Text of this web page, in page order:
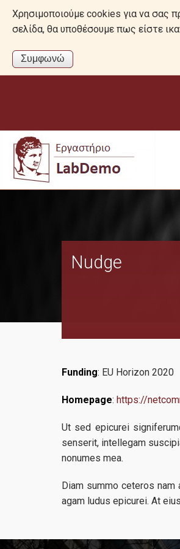
Χρησιμοποιούμε cookies για να σας
σελίδα, θα υποθέσουμε πως είστε
Nudge
Funding: EU Horizon 2020
Homepage: https://
Ut sed epicurei
senserit, intellegam
nonumes mea.
Diam summo ceteros
agam ludus epicurei. At